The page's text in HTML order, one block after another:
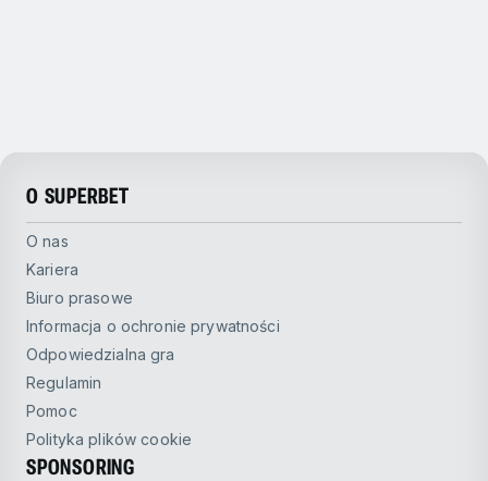
O SUPERBET
O nas
Kariera
Biuro prasowe
Informacja o ochronie prywatności
Odpowiedzialna gra
Regulamin
Pomoc
Polityka plików cookie
SPONSORING